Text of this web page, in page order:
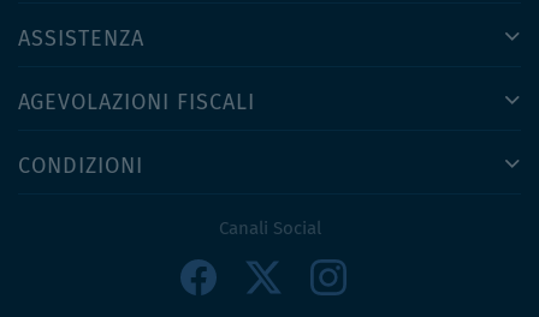
ASSISTENZA
AGEVOLAZIONI FISCALI
CONDIZIONI
Canali Social